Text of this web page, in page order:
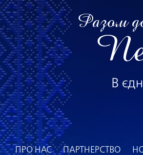
Разом
В
ПРО НАС ПАРТНЕРСТВО